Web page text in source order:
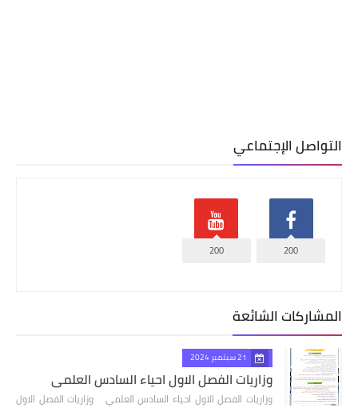
التواصل الإجتماعي
200
200
المشاركات الشائعة
21 سبتمبر 2024
وزاريات الفصل الاول احياء السادس العلمي
وزاريات الفصل الاول احياء السادس العلمي وزاريات الفصل الاول